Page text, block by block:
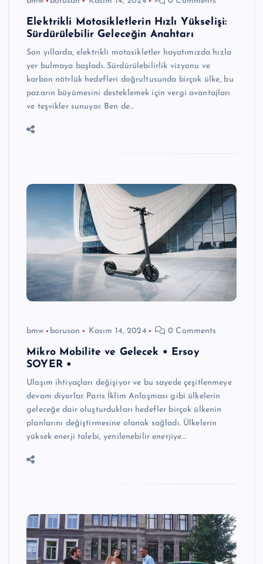
Elektrikli Motosikletlerin Hızlı Yükselişi:
Sürdürülebilir Geleceğin Anahtarı
Son yıllarda, elektrikli motosikletler hayatımızda hızla
yer bulmaya başladı. Sürdürülebilirlik vizyonu ve
karbon nötrlük hedefleri doğrultusunda birçok ülke, bu
pazarın büyümesini desteklemek için vergi avantajları
ve teşvikler sunuyor. Ben de…
bmw borusan Kasım 14, 2024 0 Comments
Mikro Mobilite ve Gelecek • Ersoy
SOYER •
Ulaşım ihtiyaçları değişiyor ve bu sayede çeşitlenmeye
devam diyorlar. Paris İklim Anlaşması gibi ülkelerin
geleceğe dair oluşturdukları hedefler birçok ülkenin
planlarını değiştirmesine olanak sağladı. Ülkelerin
yüksek enerji talebi, yenilenebilir enerjiye…